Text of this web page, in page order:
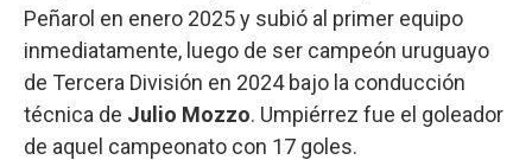
Peñarol en enero 2025 y subió al primer equipo
inmediatamente, luego de ser campeón uruguayo
de Tercera División en 2024 bajo la conducción
técnica de Julio Mozzo. Umpiérrez fue el goleador
de aquel campeonato con 17 goles.